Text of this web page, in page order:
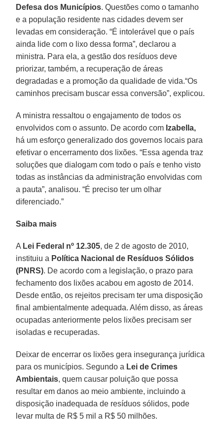
Defesa dos Municípios. Questões como o tamanho
e a população residente nas cidades devem ser
levadas em consideração. “É intolerável que o país
ainda lide com o lixo dessa forma”, declarou a
ministra. Para ela, a gestão dos resíduos deve
priorizar, também, a recuperação de áreas
degradadas e a promoção da qualidade de vida.“Os
caminhos precisam buscar essa conversão”, explicou.
A ministra ressaltou o engajamento de todos os
envolvidos com o assunto. De acordo com Izabella,
há um esforço generalizado dos governos locais para
efetivar o encerramento dos lixões. “Essa agenda traz
soluções que dialogam com todo o país e tenho visto
todas as instâncias da administração envolvidas com
a pauta”, analisou. “É preciso ter um olhar
diferenciado.”
Saiba mais
A Lei Federal nº 12.305, de 2 de agosto de 2010,
instituiu a Política Nacional de Resíduos Sólidos
(PNRS). De acordo com a legislação, o prazo para
fechamento dos lixões acabou em agosto de 2014.
Desde então, os rejeitos precisam ter uma disposição
final ambientalmente adequada. Além disso, as áreas
ocupadas anteriormente pelos lixões precisam ser
isoladas e recuperadas.
Deixar de encerrar os lixões gera insegurança jurídica
para os municípios. Segundo a Lei de Crimes
Ambientais, quem causar poluição que possa
resultar em danos ao meio ambiente, incluindo a
disposição inadequada de resíduos sólidos, pode
levar multa de R$ 5 mil a R$ 50 milhões.